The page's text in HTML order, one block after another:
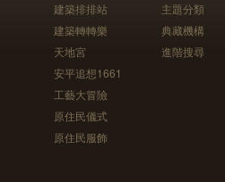
建築排排站
建築轉轉樂
天地宮
安平追想1661
工藝大冒險
原住民儀式
原住民服飾
主題分類
典藏機構
進階搜尋